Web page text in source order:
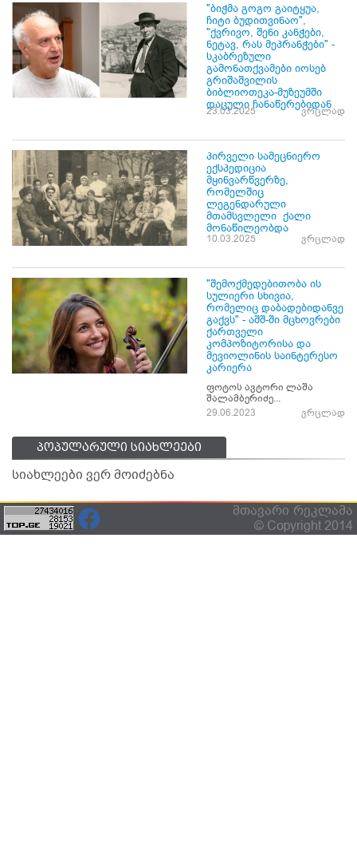
"ბიჭმა გოგო გაიტყუა,
ჩიტი ბუდითვინაო",
"ქვრივო, შენი კანჭები,
ნეტავ, რას მეპრანჭები" -
სკაბრეზული
გამონათქვამები იოსებ
გრიშაშვილის
ბიბლიოთეკა-მუზეუმში
დაცული ჩანაწერებიდან
23.03.2025 ვრცლად
პირველი სამეცნიერო
ექსპედიცია
მყინვარწვერზე,
რომელშიც
ლეგენდარული
მთამსვლელი ქალი
მონაწილეობდა
10.03.2025 ვრცლად
"შემოქმედებითობა ის
სულიერი სხივია,
რომელიც დაბადებიდანვე
გაქვს" - აშშ-ში მცხოვრები
ქართველი
კომპოზიტორისა და
მევიოლინის საინტერესო
კარიერა
ფოტოს ავტორი ლაშა
შალამბერიძე...
29.06.2023
ვრცლად
პოპულარული სიახლეები
სიახლეები ვერ მოიძებნა
მთავარი რეკლამა
© Copyright 2014